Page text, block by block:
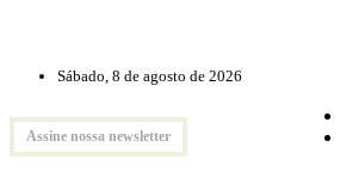
Sábado, 8 de agosto de 2026
Assine nossa newsletter